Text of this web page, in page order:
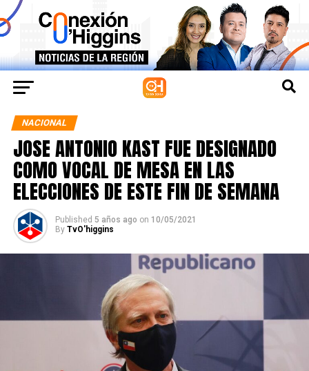
NACIONAL
JOSE ANTONIO KAST FUE DESIGNADO
COMO VOCAL DE MESA EN LAS
ELECCIONES DE ESTE FIN DE SEMANA
Published 5 años ago on 10/05/2021
By TvO'higgins